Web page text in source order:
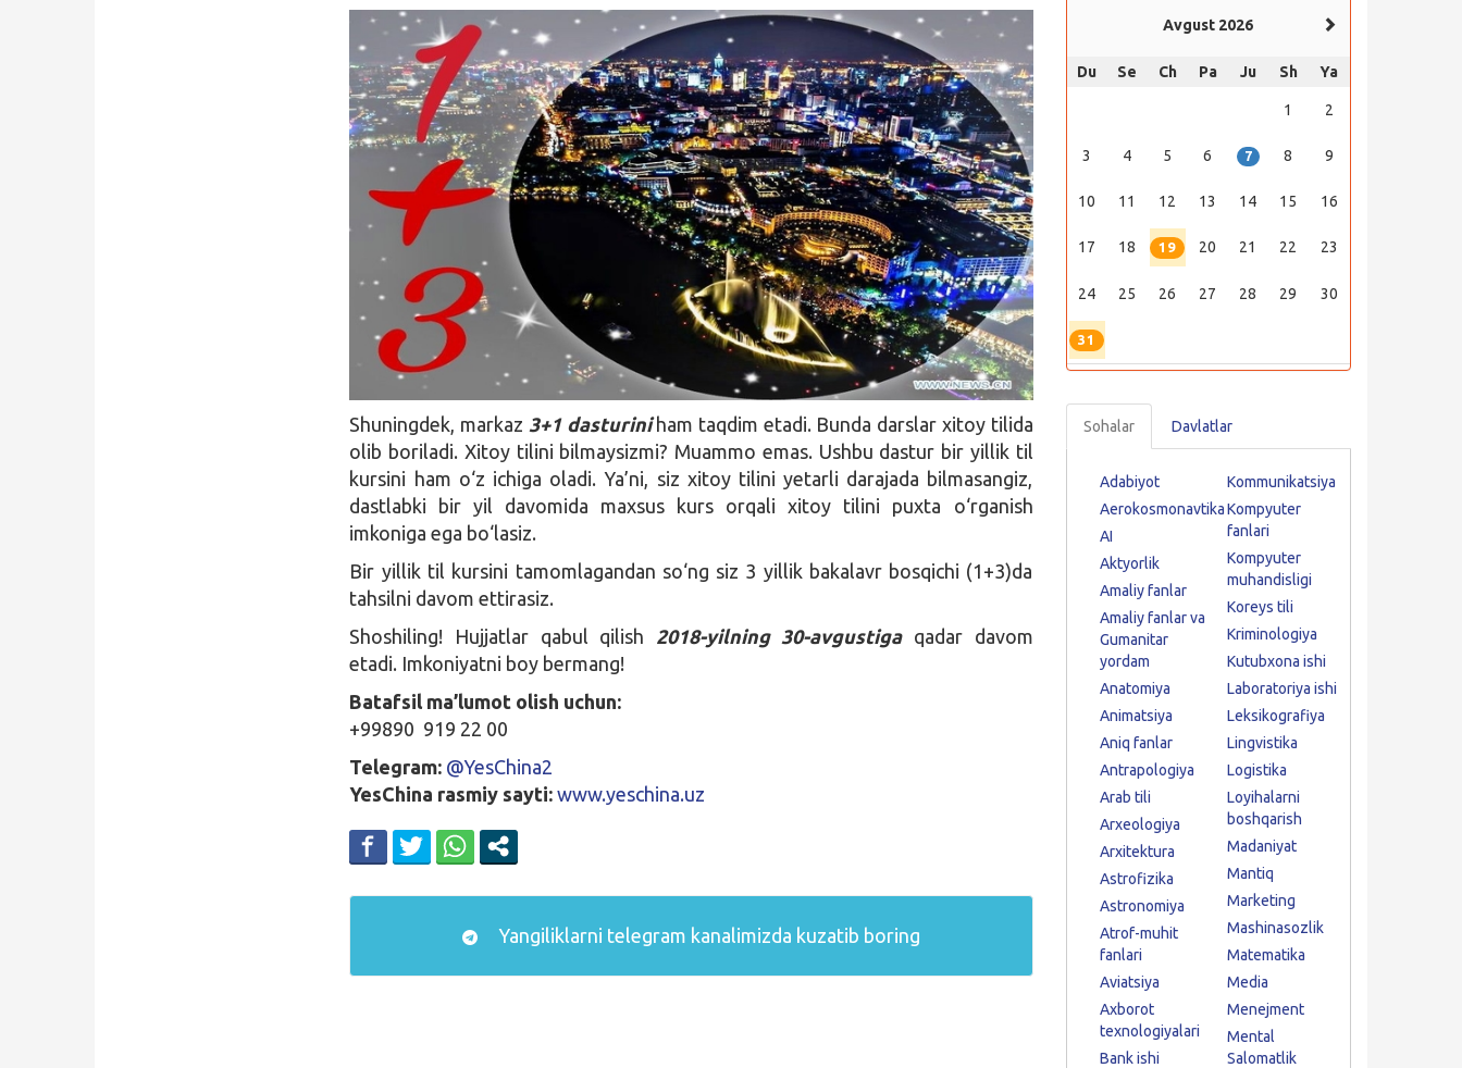
Shuningdek, markaz 3+1 dasturiniham taqdim etadi. Bunda darslar xitoy tilida
olib boriladi. Xitoy tilini bilmaysizmi? Muammo emas. Ushbu dastur bir yillik til
kursini ham o‘z ichiga oladi. Ya’ni, siz xitoy tilini yetarli darajada bilmasangiz,
dastlabki bir yil davomida maxsus kurs orqali xitoy tilini puxta o‘rganish
imkoniga ega bo‘lasiz.
Bir yillik til kursini tamomlagandan so‘ng siz 3 yillik bakalavr bosqichi (1+3)da
tahsilni davom ettirasiz.
Shoshiling! Hujjatlar qabul qilish 2018-yilning 30-avgustigaqadar davom
etadi. Imkoniyatni boy bermang!
Batafsil ma’lumot olish uchun:
+99890 919 22 00
Telegram: @YesChina2
YesChina rasmiy sayti: www.yeschina.uz
Yangiliklarni telegram kanalimizda kuzatib boring
Avgust 2026
Du Se Ch Pa Ju Sh Ya
1 2
3 4 5 6 7 8 9
10 11 12 13 14 15 16
17 18 19 20 21 22 23
24 25 26 27 28 29 30
31
Sohalar Davlatlar
Adabiyot
Aerokosmonavtika
AI
Aktyorlik
Amaliy fanlar
Amaliy fanlar va
Gumanitar
yordam
Anatomiya
Animatsiya
Aniq fanlar
Antrapologiya
Arab tili
Arxeologiya
Arxitektura
Astrofizika
Astronomiya
Atrof-muhit
fanlari
Aviatsiya
Axborot
texnologiyalari
Bank ishi
Kommunikatsiya
Kompyuter
fanlari
Kompyuter
muhandisligi
Koreys tili
Kriminologiya
Kutubxona ishi
Laboratoriya ishi
Leksikografiya
Lingvistika
Logistika
Loyihalarni
boshqarish
Madaniyat
Mantiq
Marketing
Mashinasozlik
Matematika
Media
Menejment
Mental
Salomatlik